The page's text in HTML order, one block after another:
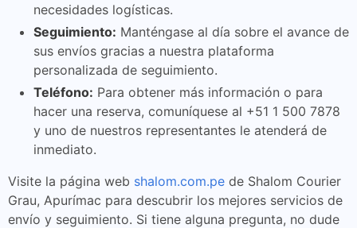
necesidades logísticas.
Seguimiento: Manténgase al día sobre el avance de
sus envíos gracias a nuestra plataforma
personalizada de seguimiento.
Teléfono: Para obtener más información o para
hacer una reserva, comuníquese al +51 1 500 7878
y uno de nuestros representantes le atenderá de
inmediato.
Visite la página web shalom.com.pe de Shalom Courier
Grau, Apurímac para descubrir los mejores servicios de
envío y seguimiento. Si tiene alguna pregunta, no dude